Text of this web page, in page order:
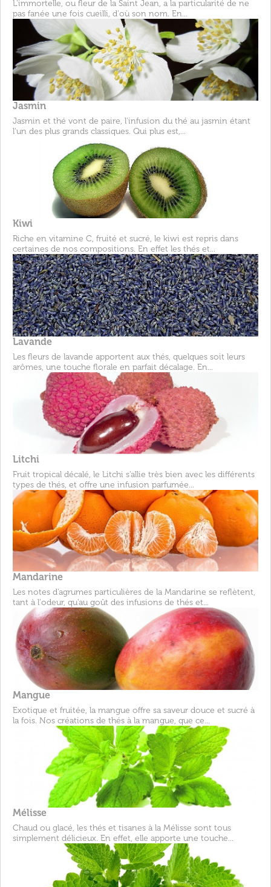
L'immortelle, ou fleur de la Saint Jean, a la particularité de ne
pas fanée une fois cueilli, d'où son nom. En...
Jasmin
Jasmin et thé vont de paire, l'infusion du thé au jasmin étant
l'un des plus grands classiques. Qui plus est,...
Kiwi
Riche en vitamine C, fruité et sucré, le kiwi est repris dans
certaines de nos compositions. En effet les thés et...
Lavande
Les fleurs de lavande apportent aux thés, quelques soit leurs
arômes, une touche florale en parfait décalage. En...
Litchi
Fruit tropical décalé, le Litchi s'allie très bien avec les différents
types de thés, et offre une infusion parfumée...
Mandarine
Les notes d'agrumes particulières de la Mandarine se reflètent,
tant à l'odeur, qu'au goût des infusions de thés et...
Mangue
Exotique et fruitée, la mangue offre sa saveur douce et sucré à
la fois. Nos créations de thés à la mangue, que ce...
Mélisse
Chaud ou glacé, les thés et tisanes à la Mélisse sont tous
simplement délicieux. En effet, elle apporte une touche...